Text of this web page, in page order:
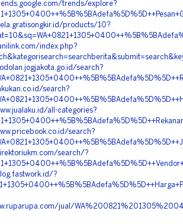
trends/explore?
products/10?
index.php?
search?
search?
all-categories?
search?
search/?
?
jual/